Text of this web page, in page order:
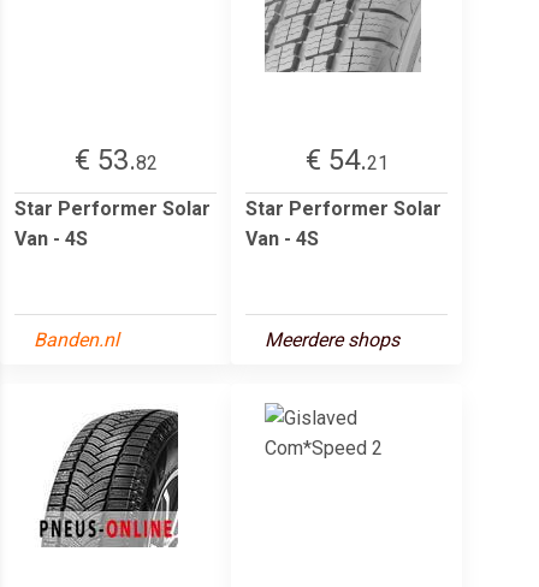
€ 53.82
Star Performer Solar
Van - 4S
Banden.nl
€ 54.21
Star Performer Solar
Van - 4S
Meerdere shops